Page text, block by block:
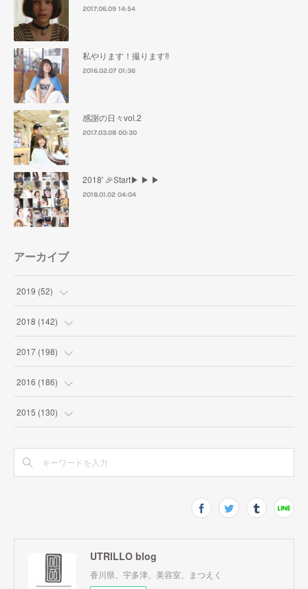
2017.06.09 14:54
私やります！撮ります‼︎
2016.02.07 01:36
感謝の日々vol.2
2017.03.08 00:30
2018' 🎉Start▶︎ ▶︎ ▶︎
2018.01.02 04:04
アーカイブ
2019 (52)
(1)
(2)
(2)
(7)
(6)
2018 (142)
(4)
(9)
(10
(17)
(9)
(18)
2017 (198)
(10
(19
(11
(18)
(23)
2016 (186)
(9)
(
(24)
(14)
2015 (130)
(
(7)
(14)
UTRILLO blog
香川県、宇多津、美容室、まつえく